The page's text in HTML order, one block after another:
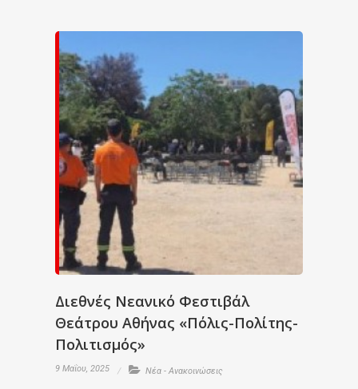
Διεθνές Νεανικό Φεστιβάλ
Θεάτρου Αθήνας «Πόλις-Πολίτης-
Πολιτισμός»
9 Μαΐου, 2025 Νέα - Ανακοινώσεις